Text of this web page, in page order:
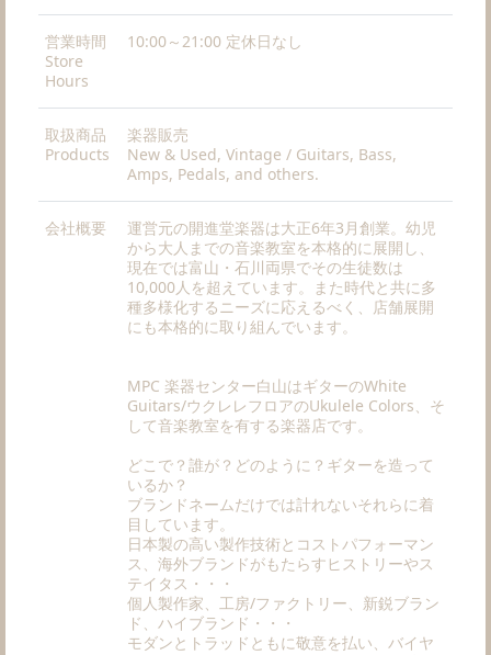
営業時間
Store
Hours
10:00～21:00 定休日なし
取扱商品
Products
楽器販売
New & Used, Vintage / Guitars, Bass,
Amps, Pedals, and others.
会社概要
運営元の開進堂楽器は大正6年3月創業。幼児
から大人までの音楽教室を本格的に展開し、
現在では富山・石川両県でその生徒数は
10,000人を超えています。また時代と共に多
種多様化するニーズに応えるべく、店舗展開
にも本格的に取り組んでいます。
MPC 楽器センター白山はギターのWhite
Guitars/ウクレレフロアのUkulele Colors、そ
して音楽教室を有する楽器店です。
どこで？誰が？どのように？ギターを造って
いるか？
ブランドネームだけでは計れないそれらに着
目しています。
日本製の高い製作技術とコストパフォーマン
ス、海外ブランドがもたらすヒストリーやス
テイタス・・・
個人製作家、工房/ファクトリー、新鋭ブラン
ド、ハイブランド・・・
モダンとトラッドともに敬意を払い、バイヤ